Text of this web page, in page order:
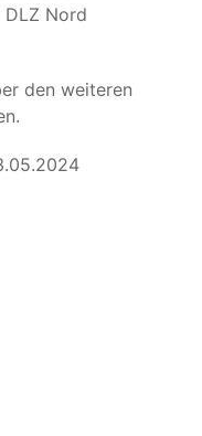
DLZ Nord
den weiteren